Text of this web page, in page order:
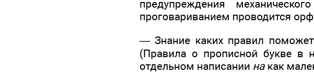
предупреждения
проговариванием проводится
— Знание каких правил
(Правила о прописной букве в
отдельном написании на как